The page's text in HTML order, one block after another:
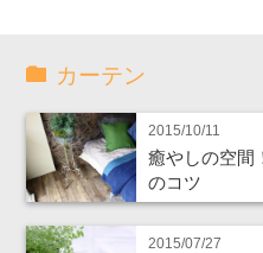
カーテン
2015/10/11
癒やしの空間
のコツ
2015/07/27